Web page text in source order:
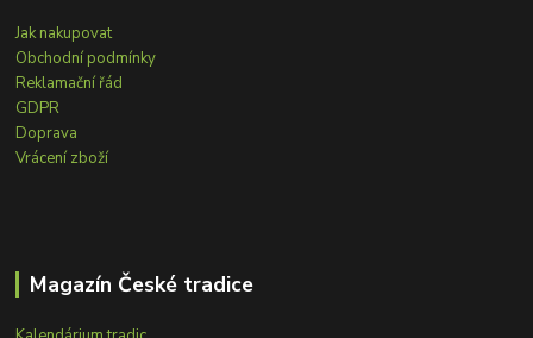
Jak nakupovat
Obchodní podmínky
Reklamační řád
GDPR
Doprava
Vrácení zboží
Magazín České tradice